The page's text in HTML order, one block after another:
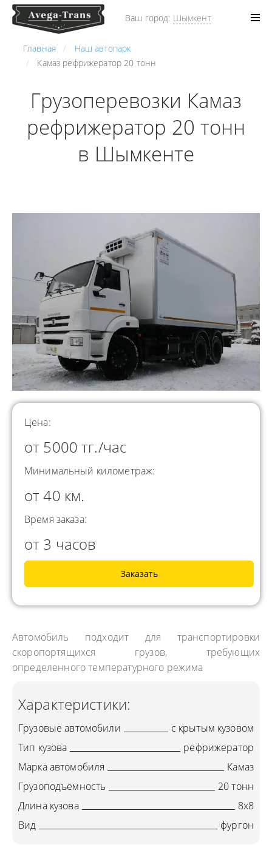
Ваш город: Шымкент
Главная
Наш автопарк
Камаз рефрижератор 20 тонн
Грузоперевозки Камаз
рефрижератор 20 тонн
в Шымкенте
Цена:
от 5000 тг./час
Минимальный километраж:
от 40 км.
Время заказа:
от 3 часов
Заказать
Автомобиль подходит для транспортировки
скоропортящихся грузов, требующих
определенного температурного режима
Характеристики:
Грузовые автомобили
с крытым кузовом
Тип кузова
рефрижератор
Марка автомобиля
Камаз
Грузоподъемность
20 тонн
Длина кузова
8х8
Вид
фургон